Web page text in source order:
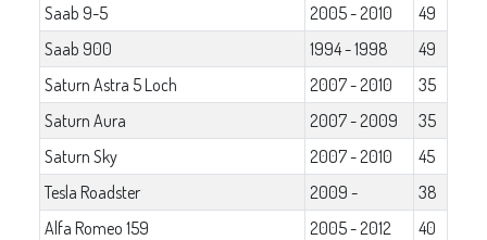
Saab 9-5
2005 - 2010
49
Saab 900
1994 - 1998
49
Saturn Astra 5 Loch
2007 - 2010
35
Saturn Aura
2007 - 2009
35
Saturn Sky
2007 - 2010
45
Tesla Roadster
2009 -
38
Alfa Romeo 159
2005 - 2012
40